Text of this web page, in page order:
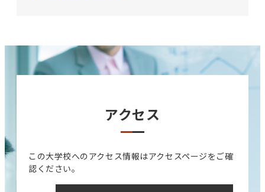
アクセス
この大学校へのアクセス情報はアクセスページをご確
認ください。